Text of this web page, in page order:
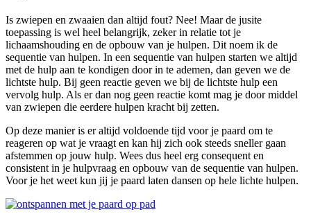
Is zwiepen en zwaaien dan altijd fout? Nee! Maar de jusite
toepassing is wel heel belangrijk, zeker in relatie tot je
lichaamshouding en de opbouw van je hulpen. Dit noem ik de
sequentie van hulpen. In een sequentie van hulpen starten we altijd
met de hulp aan te kondigen door in te ademen, dan geven we de
lichtste hulp. Bij geen reactie geven we bij de lichtste hulp een
vervolg hulp. Als er dan nog geen reactie komt mag je door middel
van zwiepen die eerdere hulpen kracht bij zetten.
Op deze manier is er altijd voldoende tijd voor je paard om te
reageren op wat je vraagt en kan hij zich ook steeds sneller gaan
afstemmen op jouw hulp. Wees dus heel erg consequent en
consistent in je hulpvraag en opbouw van de sequentie van hulpen.
Voor je het weet kun jij je paard laten dansen op hele lichte hulpen.